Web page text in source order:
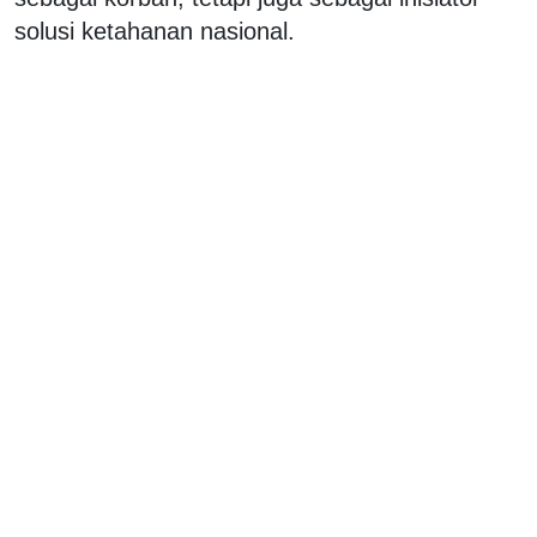
solusi ketahanan nasional.